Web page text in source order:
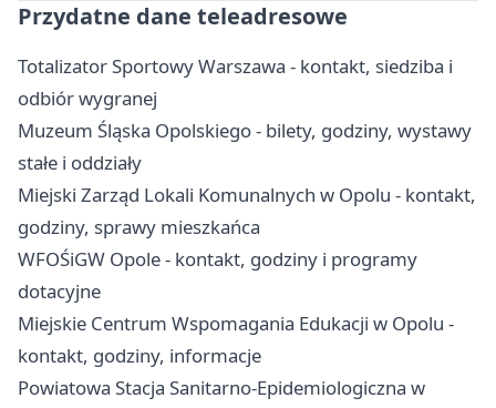
Przydatne dane teleadresowe
Totalizator Sportowy Warszawa - kontakt, siedziba i
odbiór wygranej
Muzeum Śląska Opolskiego - bilety, godziny, wystawy
stałe i oddziały
Miejski Zarząd Lokali Komunalnych w Opolu - kontakt,
godziny, sprawy mieszkańca
WFOŚiGW Opole - kontakt, godziny i programy
dotacyjne
Miejskie Centrum Wspomagania Edukacji w Opolu -
kontakt, godziny, informacje
Powiatowa Stacja Sanitarno-Epidemiologiczna w